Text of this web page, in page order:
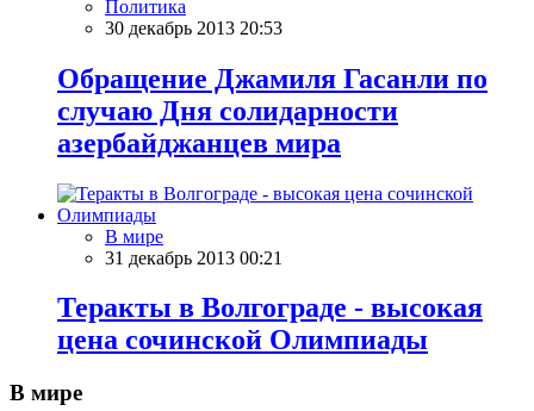
Политика
30 декабрь 2013 20:53
Обращение Джамиля Гасанли по
случаю Дня солидарности
азербайджанцев мира
В мире
31 декабрь 2013 00:21
Теракты в Волгограде - высокая
цена сочинской Олимпиады
В мире